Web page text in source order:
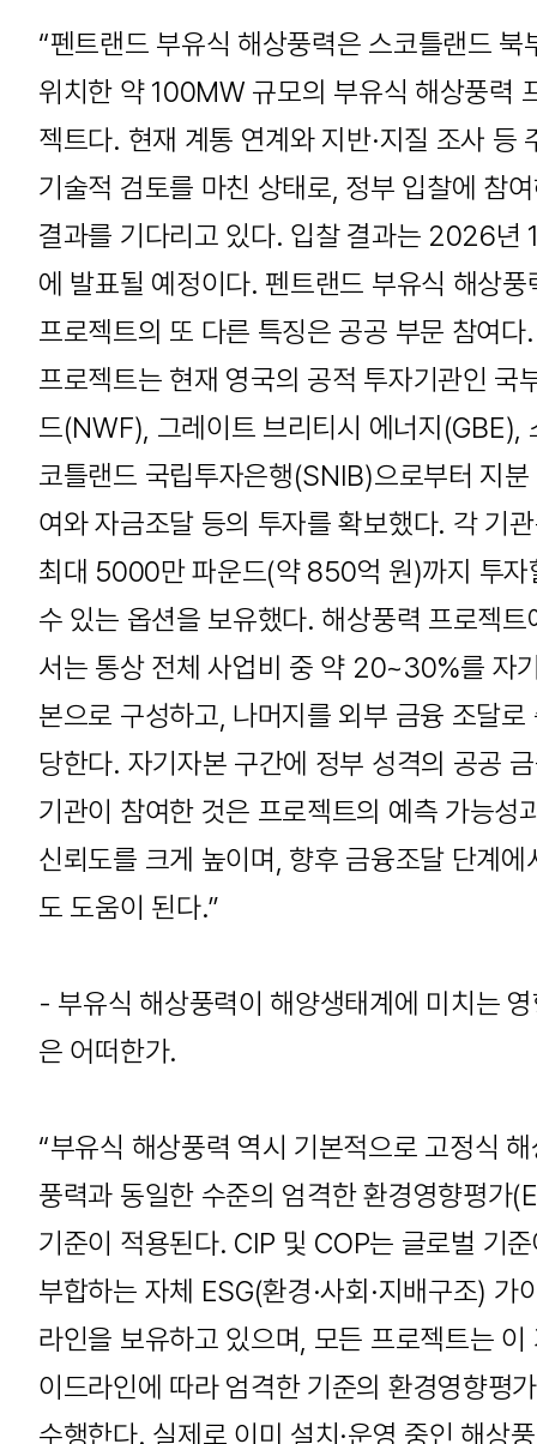
“펜트랜드 부유식 해상풍력은 스코틀랜드 북
위치한 약 100MW 규모의 부유식 해상풍력
젝트다. 현재 계통 연계와 지반·지질 조사 등
기술적 검토를 마친 상태로, 정부 입찰에 참
결과를 기다리고 있다. 입찰 결과는 2026년
에 발표될 예정이다. 펜트랜드 부유식 해상풍
프로젝트의 또 다른 특징은 공공 부문 참여다
프로젝트는 현재 영국의 공적 투자기관인 국
드(NWF), 그레이트 브리티시 에너지(GBE),
코틀랜드 국립투자은행(SNIB)으로부터 지분
여와 자금조달 등의 투자를 확보했다. 각 기
최대 5000만 파운드(약 850억 원)까지 투자
수 있는 옵션을 보유했다. 해상풍력 프로젝트
서는 통상 전체 사업비 중 약 20~30%를 자
본으로 구성하고, 나머지를 외부 금융 조달로
당한다. 자기자본 구간에 정부 성격의 공공
기관이 참여한 것은 프로젝트의 예측 가능성
신뢰도를 크게 높이며, 향후 금융조달 단계에
도 도움이 된다.”
- 부유식 해상풍력이 해양생태계에 미치는
은 어떠한가.
“부유식 해상풍력 역시 기본적으로 고정식
풍력과 동일한 수준의 엄격한 환경영향평가
기준이 적용된다. CIP 및 COP는 글로벌 기
부합하는 자체 ESG(환경·사회·지배구조) 가
라인을 보유하고 있으며, 모든 프로젝트는 이
이드라인에 따라 엄격한 기준의 환경영향평
수행한다. 실제로 이미 설치·운영 중인 해상